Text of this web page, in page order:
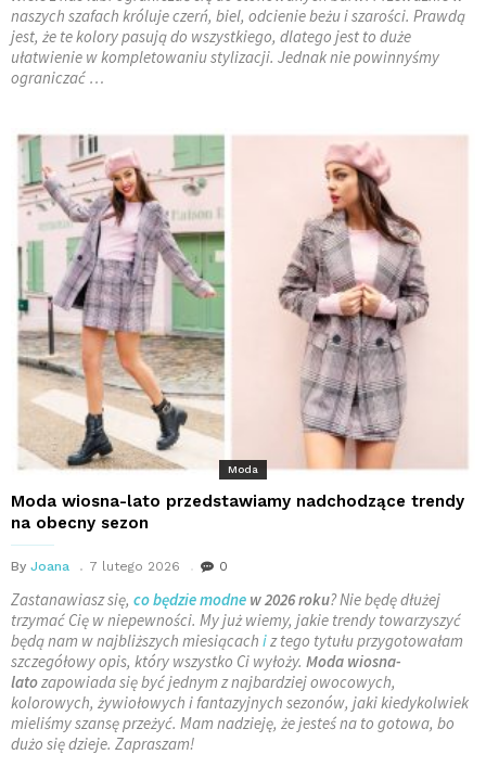
naszych szafach króluje czerń, biel, odcienie beżu i szarości. Prawdą
jest, że te kolory pasują do wszystkiego, dlatego jest to duże
ułatwienie w kompletowaniu stylizacji. Jednak nie powinnyśmy
ograniczać …
Moda
Moda wiosna-lato przedstawiamy nadchodzące trendy
na obecny sezon
By Joana 7 lutego 2026 0
Zastanawiasz się, co będzie modne w 2026 roku? Nie będę dłużej
trzymać Cię w niepewności. My już wiemy, jakie trendy towarzyszyć
będą nam w najbliższych miesiącach iz tego tytułu przygotowałam
szczegółowy opis, który wszystko Ci wyłoży. Moda wiosna-
latozapowiada się być jednym z najbardziej owocowych,
kolorowych, żywiołowych i fantazyjnych sezonów, jaki kiedykolwiek
mieliśmy szansę przeżyć. Mam nadzieję, że jesteś na to gotowa, bo
dużo się dzieje. Zapraszam!